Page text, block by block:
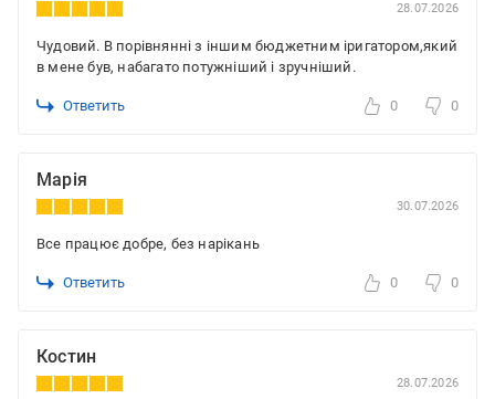
28.07.2026
Чудовий. В порівнянні з іншим бюджетним іригатором,який
в мене був, набагато потужніший і зручніший.
Ответить 0 0
Марія
30.07.2026
Все працює добре, без нарікань
Ответить 0 0
Костин
28.07.2026